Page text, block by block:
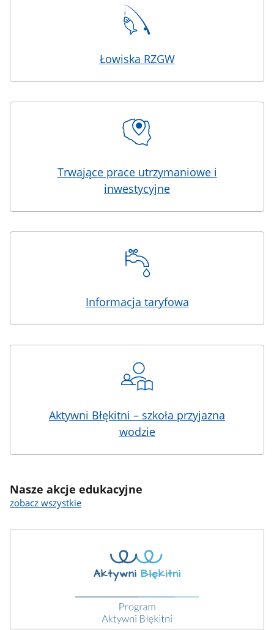
Łowiska RZGW
Trwające prace utrzymaniowe i
inwestycyjne
Informacja taryfowa
Aktywni Błękitni – szkoła przyjazna
wodzie
Nasze akcje edukacyjne
zobacz wszystkie